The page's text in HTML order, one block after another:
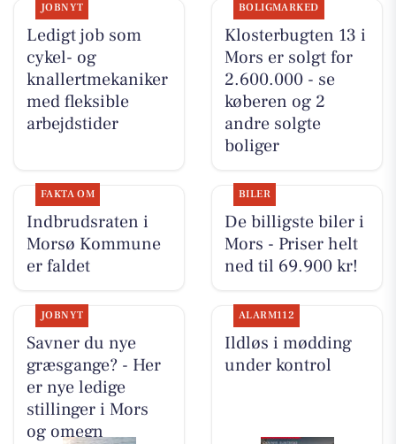
JOBNYT
Ledigt job som
cykel- og
knallertmekaniker
med fleksible
arbejdstider
BOLIGMARKED
Klosterbugten 13 i
Mors er solgt for
2.600.000 - se
køberen og 2
andre solgte
boliger
FAKTA OM
Indbrudsraten i
Morsø Kommune
er faldet
BILER
De billigste biler i
Mors - Priser helt
ned til 69.900 kr!
JOBNYT
Savner du nye
græsgange? - Her
er nye ledige
stillinger i Mors
og omegn
ALARM112
Ildløs i mødding
under kontrol